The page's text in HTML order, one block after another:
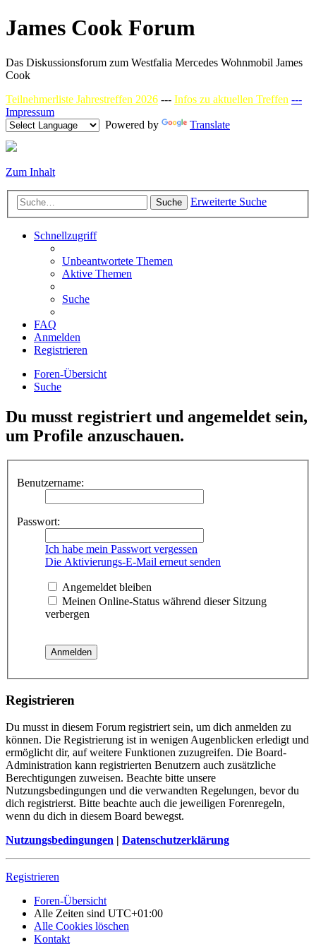
James Cook Forum
Das Diskussionsforum zum Westfalia Mercedes Wohnmobil James
Cook
Teilnehmerliste Jahrestreffen 2026 --- Infos zu aktuellen Treffen ---
Impressum
Powered by
Translate
Zum Inhalt
Suche Erweiterte Suche
Schnellzugriff
Unbeantwortete Themen
Aktive Themen
Suche
FAQ
Anmelden
Registrieren
Foren-Übersicht
Suche
Du musst registriert und angemeldet sein,
um Profile anzuschauen.
Benutzername:
Passwort:
Ich habe mein Passwort vergessen
Die Aktivierungs-E-Mail erneut senden
Angemeldet bleiben
Meinen Online-Status während dieser Sitzung
verbergen
Registrieren
Du musst in diesem Forum registriert sein, um dich anmelden zu
können. Die Registrierung ist in wenigen Augenblicken erledigt und
ermöglicht dir, auf weitere Funktionen zuzugreifen. Die Board-
Administration kann registrierten Benutzern auch zusätzliche
Berechtigungen zuweisen. Beachte bitte unsere
Nutzungsbedingungen und die verwandten Regelungen, bevor du
dich registrierst. Bitte beachte auch die jeweiligen Forenregeln,
wenn du dich in diesem Board bewegst.
Nutzungsbedingungen | Datenschutzerklärung
Registrieren
Foren-Übersicht
Alle Zeiten sind UTC+01:00
Alle Cookies löschen
Kontakt